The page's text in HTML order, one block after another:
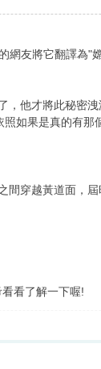
網友將它翻譯為"
，他才將此秘密
如果是真的有那
穿越黃道面，
看了解一下喔!